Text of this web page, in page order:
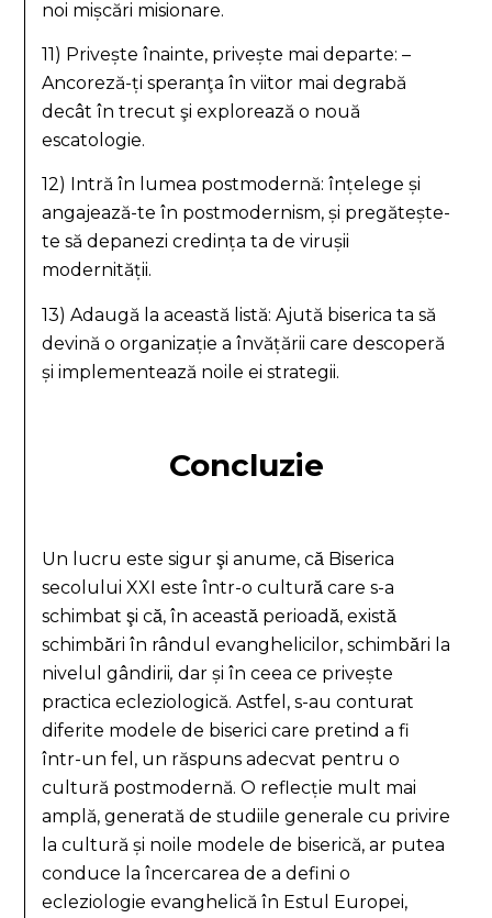
noi mișcări misionare.
11) Privește înainte, privește mai departe: –
Ancoreză-ți speranţa în viitor mai degrabă
decât în trecut şi explorează o nouă
escatologie.
12) Intră în lumea postmodernă: înțelege și
angajează-te în postmodernism, și pregătește-
te să depanezi credința ta de virușii
modernității.
13) Adaugă la această listă: Ajută biserica ta să
devină o organizație a învățării care descoperă
și implementează noile ei strategii.
Concluzie
Un lucru este sigur şi anume, că Biserica
secolului XXI este într-o cultură care s-a
schimbat şi că, în această perioadă, există
schimbări în rândul evanghelicilor, schimbări la
nivelul gândirii,dar și în ceea ce privește
practica ecleziologică. Astfel, s-au conturat
diferite modele de biserici care pretind a fi
într-un fel, un răspuns adecvat pentru o
cultură postmodernă. O reflecție mult mai
amplă, generată de studiile generale cu privire
la cultură și noile modele de biserică, ar putea
conduce la încercarea de a defini o
ecleziologie evanghelică în Estul Europei,